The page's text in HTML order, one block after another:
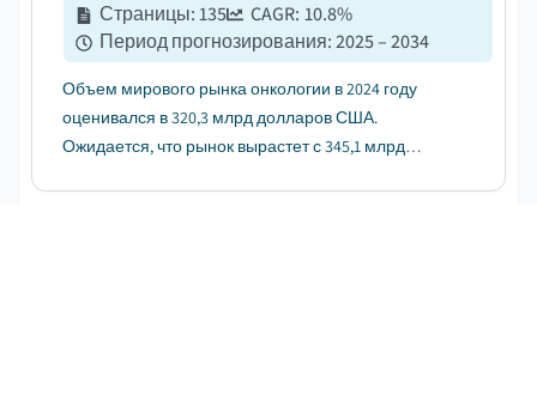
Страницы:135 CAGR: 10.8%
Период прогнозирования:2025 – 2034
Объем мирового рынка онкологии в 2024 году
оценивался в 320,3 млрд долларов США.
Ожидается, что рынок вырастет с 345,1 млрд